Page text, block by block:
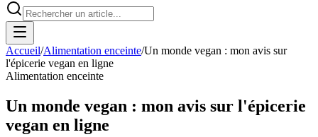
Accueil/Alimentation enceinte/Un monde vegan : mon avis sur
l'épicerie vegan en ligne
Alimentation enceinte
Un monde vegan : mon avis sur l'épicerie
vegan en ligne